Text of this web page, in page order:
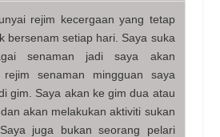
rejim kecergaan yang tetap
bersenam setiap hari. Saya suka
senaman jadi saya akan
rejim senaman mingguan saya
gim. Saya akan ke gim dua atau
akan melakukan aktiviti sukan
juga bukan seorang pelari